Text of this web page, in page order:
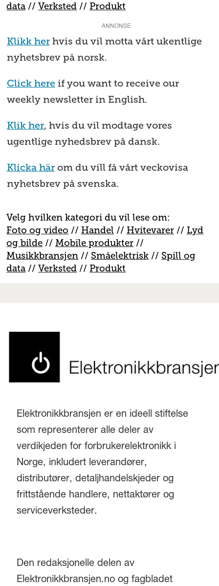
data //Verksted // Produkt
ANNONSE
Klikk herhvis du vil motta vårt ukentlige
nyhetsbrev på norsk.
Click hereif you want to receive our
weekly newsletter in English.
Klik her, hvis du vil modtage vores
ugentlige nyhedsbrev på dansk.
Klicka härom du vill få vårt veckovisa
nyhetsbrev på svenska.
Velg hvilken kategori du vil lese om:
Foto og video // Handel // Hvitevarer // Lyd
og bilde //Mobile produkter //
Musikkbransjen // Småelektrisk // Spill og
data //Verksted // Produkt
Elektronikkbransjen er en ideell stiftelse
som representerer alle deler av
verdikjeden for forbrukerelektronikk i
Norge, inkludert leverandører,
distributører, detaljhandelskjeder og
frittstående handlere, nettaktører og
serviceverksteder.
Den redaksjonelle delen av
Elektronikkbransjen.no og fagbladet